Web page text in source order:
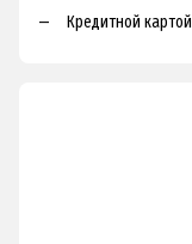
Кредитной картой